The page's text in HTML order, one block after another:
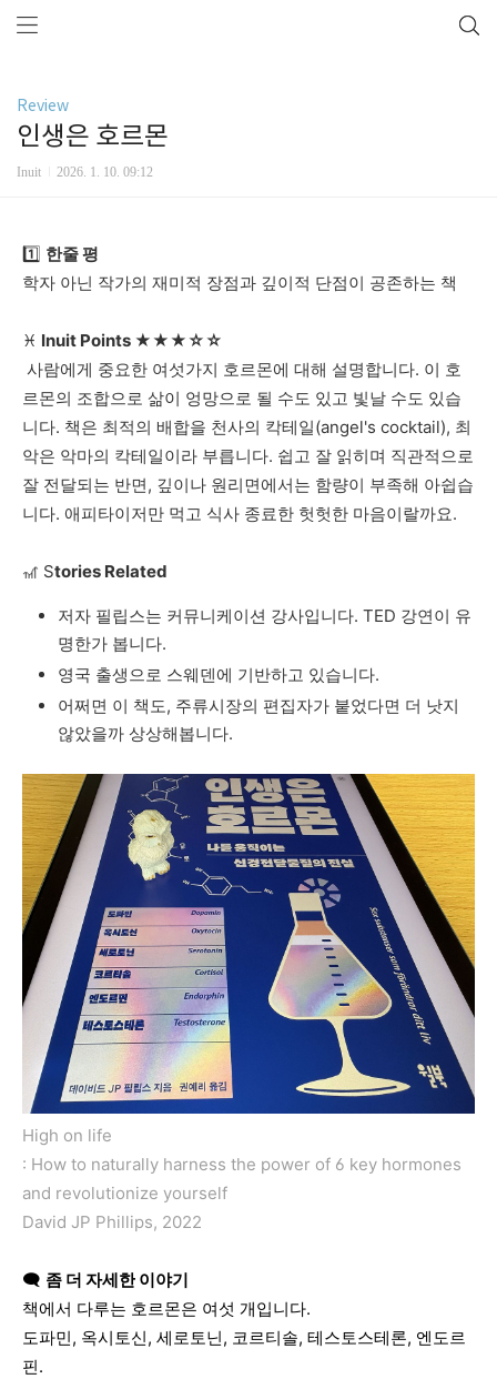
Review
인생은 호르몬
Inuit 2026. 1. 10. 09:12
1️⃣ 한줄평
학자 아닌 작가의 재미적 장점과 깊이적 단점이 공존하는 책
♓ Inuit Points ★★★☆☆
사람에게 중요한 여섯가지 호르몬에 대해 설명합니다. 이 호
르몬의 조합으로 삶이 엉망으로 될 수도 있고 빛날 수도 있습
니다. 책은 최적의 배합을 천사의 칵테일(angel's cocktail), 최
악은 악마의 칵테일이라 부릅니다. 쉽고 잘 읽히며 직관적으로
잘 전달되는 반면, 깊이나 원리면에서는 함량이 부족해 아쉽습
니다. 애피타이저만 먹고 식사 종료한 헛헛한 마음이랄까요.
🎢 Stories Related
저자 필립스는 커뮤니케이션 강사입니다. TED 강연이 유
명한가 봅니다.
영국 출생으로 스웨덴에 기반하고 있습니다.
어쩌면 이 책도, 주류시장의 편집자가 붙었다면 더 낫지
않았을까 상상해봅니다.
High on life
: How to naturally harness the power of 6 key hormones
and revolutionize yourself
David JP Phillips, 2022
🗨️ 좀 더 자세한 이야기
책에서 다루는 호르몬은 여섯 개입니다.
도파민, 옥시토신, 세로토닌, 코르티솔, 테스토스테론, 엔도르
핀.